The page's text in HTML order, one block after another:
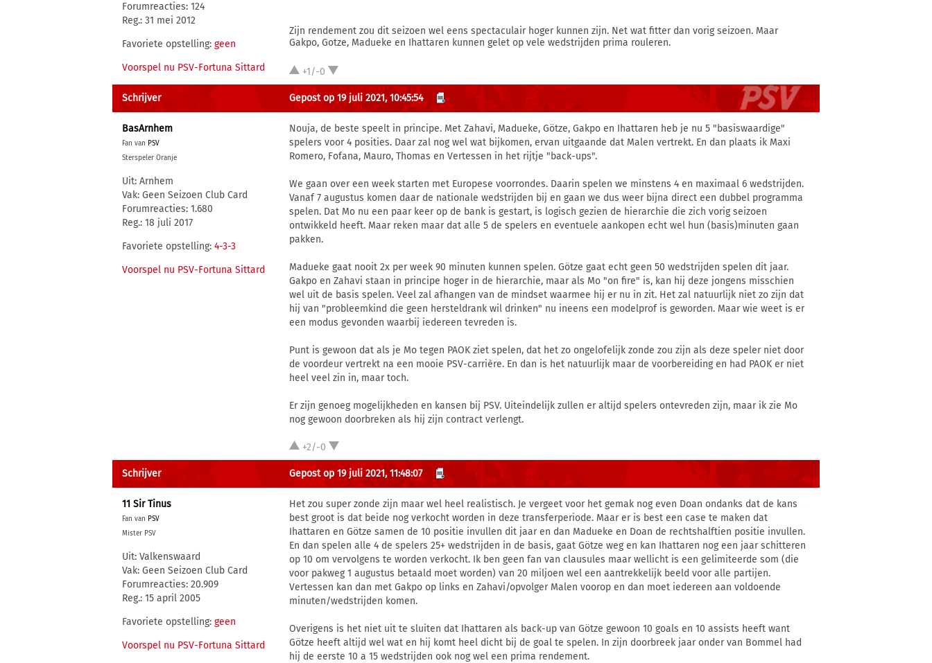
Forumreacties: 124
Reg.: 31 mei 2012
Favoriete opstelling: geen
Voorspel nu PSV-Fortuna Sittard
Zijn rendement zou dit seizoen wel eens spectaculair hoger kunnen zijn. Net wat fitter dan vorig seizoen. Maar
Gakpo, Gotze, Madueke en Ihattaren kunnen gelet op vele wedstrijden prima rouleren.
+1/-0
Schrijver Gepost op 19 juli 2021, 10:45:54
BasArnhem
Fan van PSV
Sterspeler Oranje
Uit: Arnhem
Vak: Geen Seizoen Club Card
Forumreacties: 1.680
Reg.: 18 juli 2017
Favoriete opstelling: 4-3-3
Voorspel nu PSV-Fortuna Sittard
Nouja, de beste speelt in principe. Met Zahavi, Madueke, Götze, Gakpo en Ihattaren heb je nu 5 "basiswaardige"
spelers voor 4 posities. Daar zal nog wel wat bijkomen, ervan uitgaande dat Malen vertrekt. En dan plaats ik Maxi
Romero, Fofana, Mauro, Thomas en Vertessen in het rijtje "back-ups".
We gaan over een week starten met Europese voorrondes. Daarin spelen we minstens 4 en maximaal 6 wedstrijden.
Vanaf 7 augustus komen daar de nationale wedstrijden bij en gaan we dus weer bijna direct een dubbel programma
spelen. Dat Mo nu een paar keer op de bank is gestart, is logisch gezien de hierarchie die zich vorig seizoen
ontwikkeld heeft. Maar reken maar dat alle 5 de spelers en eventuele aankopen echt wel hun (basis)minuten gaan
pakken.
Madueke gaat nooit 2x per week 90 minuten kunnen spelen. Götze gaat echt geen 50 wedstrijden spelen dit jaar.
Gakpo en Zahavi staan in principe hoger in de hierarchie, maar als Mo "on fire" is, kan hij deze jongens misschien
wel uit de basis spelen. Veel zal afhangen van de mindset waarmee hij er nu in zit. Het zal natuurlijk niet zo zijn dat
hij van "probleemkind die geen hersteldrank wil drinken" nu ineens een modelprof is geworden. Maar wie weet is er
een modus gevonden waarbij iedereen tevreden is.
Punt is gewoon dat als je Mo tegen PAOK ziet spelen, dat het zo ongelofelijk zonde zou zijn als deze speler niet door
de voordeur vertrekt na een mooie PSV-carrière. En dan is het natuurlijk maar de voorbereiding en had PAOK er niet
heel veel zin in, maar toch.
Er zijn genoeg mogelijkheden en kansen bij PSV. Uiteindelijk zullen er altijd spelers ontevreden zijn, maar ik zie Mo
nog gewoon doorbreken als hij zijn contract verlengt.
+2/-0
Schrijver Gepost op 19 juli 2021, 11:48:07
11 Sir Tinus
Fan van PSV
Mister PSV
Uit: Valkenswaard
Vak: Geen Seizoen Club Card
Forumreacties: 20.909
Reg.: 15 april 2005
Favoriete opstelling: geen
Voorspel nu PSV-Fortuna Sittard
Het zou super zonde zijn maar wel heel realistisch. Je vergeet voor het gemak nog even Doan ondanks dat de kans
best groot is dat beide nog verkocht worden in deze transferperiode. Maar er is best een case te maken dat
Ihattaren en Götze samen de 10 positie invullen dit jaar en dan Madueke en Doan de rechtshalftien positie invullen.
En dan spelen alle 4 de spelers 25+ wedstrijden in de basis, gaat Götze weg en kan Ihattaren nog een jaar schitteren
op 10 om vervolgens te worden verkocht. Ik ben geen fan van clausules maar wellicht is een gelimiteerde som (die
voor pakweg 1 augustus betaald moet worden) van 20 miljoen wel een aantrekkelijk beeld voor alle partijen.
Vertessen kan dan met Gakpo op links en Zahavi/opvolger Malen voorop en dan moet iedereen aan voldoende
minuten/wedstrijden komen.
Overigens is het niet uit te sluiten dat Ihattaren als back-up van Götze gewoon 10 goals en 10 assists heeft want
Götze heeft altijd wel wat en hij komt heel dicht bij de goal te spelen. In zijn doorbreek jaar onder van Bommel had
hij de eerste 10 a 15 wedstrijden ook nog wel een prima rendement.